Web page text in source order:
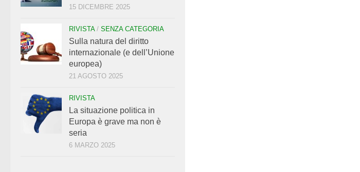
15 DICEMBRE 2025
RIVISTA/ SENZA CATEGORIA
Sulla natura del diritto
internazionale (e dell’Unione
europea)
21 AGOSTO 2025
RIVISTA
La situazione politica in
Europa è grave ma non è
seria
6 MARZO 2025